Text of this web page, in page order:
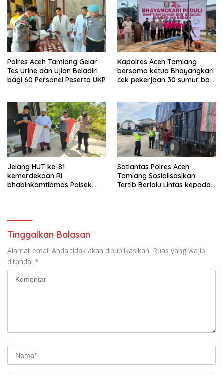
Polres Aceh Tamiang Gelar
Tes Urine dan Ujian Beladiri
bagi 60 Personel Peserta UKP
Kapolres Aceh Tamiang
bersama ketua Bhayangkari
cek pekerjaan 30 sumur bor
Jelang HUT ke-81
kemerdekaan RI
bhabinkamtibmas Polsek
Satlantas Polres Aceh
Tamiang Sosialisasikan
Tertib Berlalu Lintas kepada
Tinggalkan Balasan
Alamat email Anda tidak akan dipublikasikan. Ruas yang wajib
ditandai *